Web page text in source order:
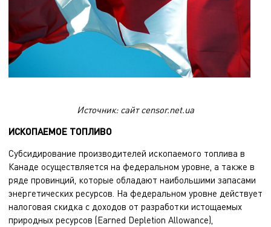
Источник: сайт censor.net.ua
ИСКОПАЕМОЕ ТОПЛИВО
Субсидирование производителей ископаемого топлива в
Канаде осуществляется на федеральном уровне, а также в
ряде провинций, которые обладают наибольшими запасами
энергетических ресурсов. На федеральном уровне действует
налоговая скидка с доходов от разработки истощаемых
природных ресурсов (Earned Depletion Allowance),